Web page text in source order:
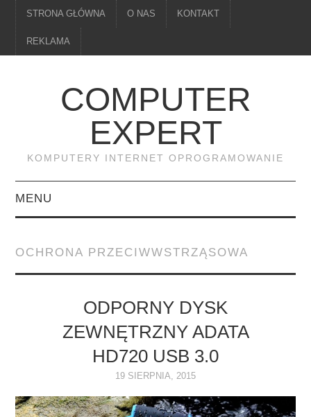
STRONA GŁÓWNA O NAS KONTAKT
REKLAMA
COMPUTER
EXPERT
KOMPUTERY INTERNET OPROGRAMOWANIE
MENU
MONITORY
NAPĘDY
OPROGRAMOWANIE
INTERNET
OCHRONA PRZECIWWSTRZĄSOWA
ODPORNY DYSK
ZEWNĘTRZNY ADATA
HD720 USB 3.0
19 SIERPNIA, 2015